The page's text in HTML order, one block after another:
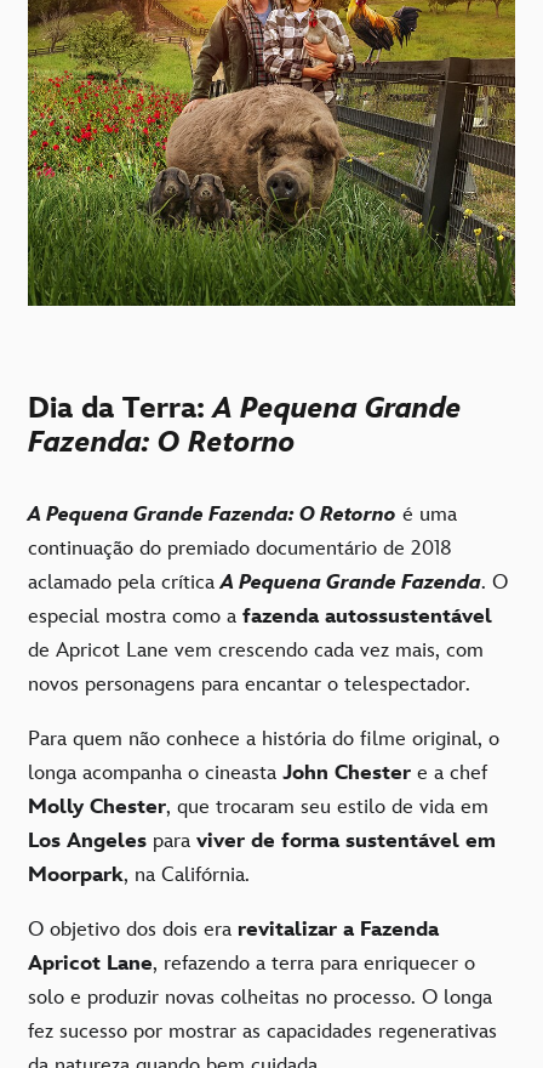
Dia da Terra:A Pequena Grande
Fazenda: O Retorno
A Pequena Grande Fazenda: O Retorno é uma
continuação do premiado documentário de 2018
aclamado pela críticaA Pequena Grande Fazenda. O
especial mostra como a fazenda autossustentável
de Apricot Lane vem crescendo cada vez mais, com
novos personagens para encantar o telespectador.
Para quem não conhece a história do filme original, o
longa acompanha o cineasta John Chester e a chef
Molly Chester, que trocaram seu estilo de vida em
Los Angeles para viver de forma sustentável em
Moorpark, na Califórnia.
O objetivo dos dois era revitalizar a Fazenda
Apricot Lane, refazendo a terra para enriquecer o
solo e produzir novas colheitas no processo. O longa
fez sucesso por mostrar as capacidades regenerativas